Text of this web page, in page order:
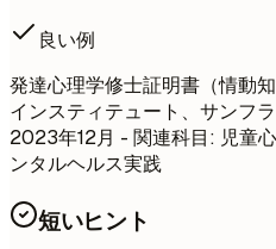
良い例
発達心理学修士証明書（情動
インスティテュート、サンフ
2023年12月 - 関連科目: 児童
ンタルヘルス実践
短いヒント